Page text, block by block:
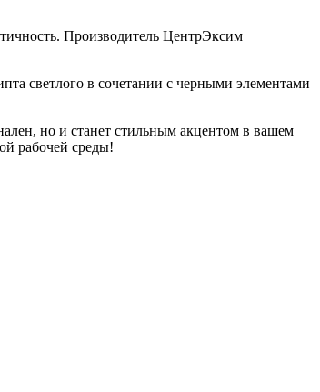
Производитель ЦентрЭксим
светлого в сочетании с черными элементами
но и станет стильным акцентом в вашем
рабочей среды!